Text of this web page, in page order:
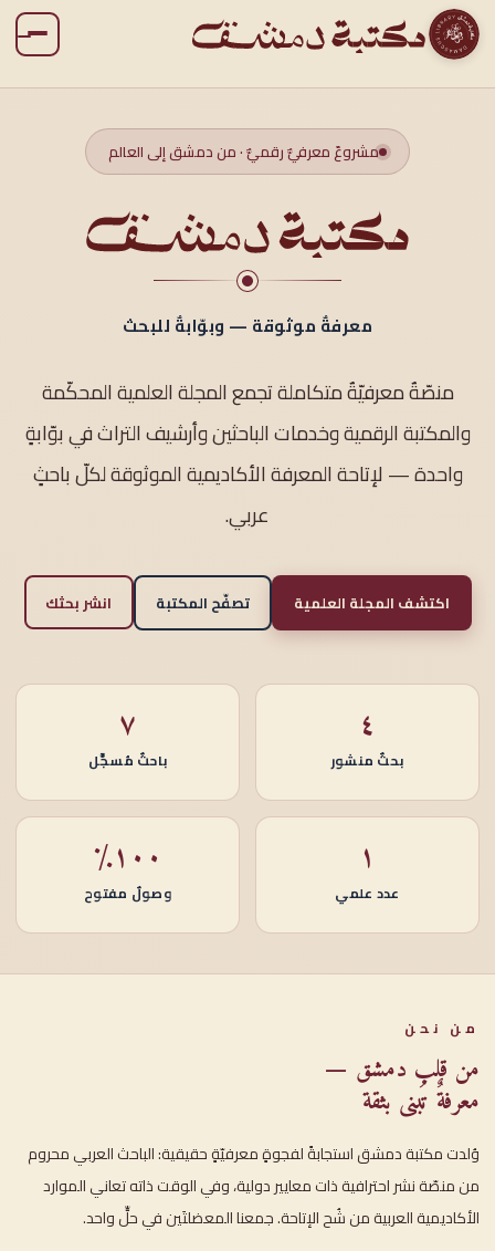
مشروعٌ معرفيٌّ رقميٌّ · من دمشق إلى العالم
معرفةٌ موثوقة — وبوّابةٌ للبحث
منصّةٌ معرفيّةٌ متكاملة تجمع المجلة العلمية المحكّمة
والمكتبة الرقمية وخدمات الباحثين وأرشيف التراث في بوّابةٍ
واحدة — لإتاحة المعرفة الأكاديمية الموثوقة لكلّ باحثٍ
عربي.
اكتشف المجلة العلمية تصفّح المكتبة انشر بحثك
٤
بحثٌ منشور
٧
باحثٌ مُسجَّل
١
عدد علمي
١٠٠٪
وصولٌ مفتوح
من نحن
من قلب دمشق —
معرفةٌ تُبنى بثقة
وُلدت مكتبة دمشق استجابةً لفجوةٍ معرفيّةٍ حقيقية: الباحث العربي محروم
من منصّة نشر احترافية ذات معايير دولية، وفي الوقت ذاته تعاني الموارد
الأكاديمية العربية من شُح الإتاحة. جمعنا المعضلتَين في حلٍّ واحد.